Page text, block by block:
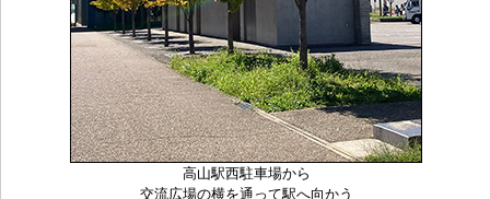
高山駅西駐車場から
交流広場の横を通って駅へ向かう